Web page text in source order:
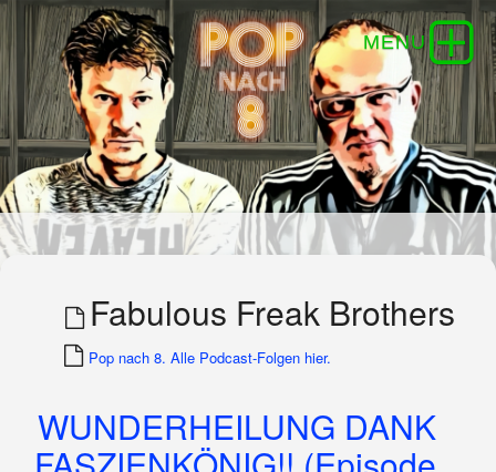
Fabulous Freak Brothers
Pop nach 8. Alle Podcast-Folgen hier.
WUNDERHEILUNG DANK